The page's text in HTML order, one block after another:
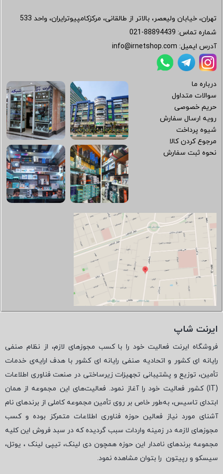
تهران، خیابان ولیعصر، بالاتر از طالقانی، مرکزکامپیوترایران، واحد 533
شماره تماس: 021-88894439
آدرس ایمیل: info@irnetshop.com
درباره ما
سوالات متداول
حریم خصوصی
رویه ارسال سفارش
شیوه پرداخت
مرجوع کردن کالا
نحوه ثبت سفارش
ایرنت شاپ
فروشگاه ایرنت فعالیت خود را با کسب مجوزهای لازم، از نظام صنفی
رایانه ای کشور و اتحادیه صنفی رایانه ای کشور با هدف ارایه‌ی خدمات
تأمین، توزیع و پشتیبانی تجهیزات زیرساختی در صنعت فناوری اطلاعات
(
IT) کشور فعالیت خود را آغاز نمود. فعالیت‌های این مجموعه از همان
ابتدای تاسیس، به‌طور خاص بر روی تأمین مجموعه کاملی از برندهای نام
آشنای مورد نیاز فعالین حوزه فناوری اطلاعات متمرکز بوده و کسب
مجوزهای لازمه در زمینه واردات سبب گردیده که در سبد فروش این کلیه
مجموعه برندهای نامدار این حوزه همچون دی لینک، تیپی لینک ، یوتل،
سیسکو و رپیتون را بتوان مشاهده نمود.